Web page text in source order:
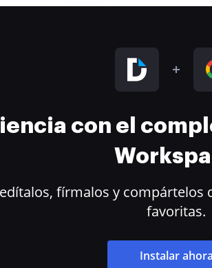
con el
fírmalos y
favoritas.
Instalar ahora